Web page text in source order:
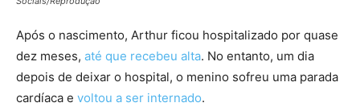
Após o nascimento, Arthur ficou hospitalizado por quase
dez meses, até que recebeu alta. No entanto, um dia
depois de deixar o hospital, o menino sofreu uma parada
cardíaca e voltou a ser internado.